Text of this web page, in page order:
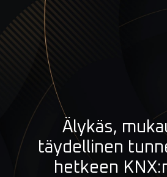
Älykäs,
täydellinen
hetkeen